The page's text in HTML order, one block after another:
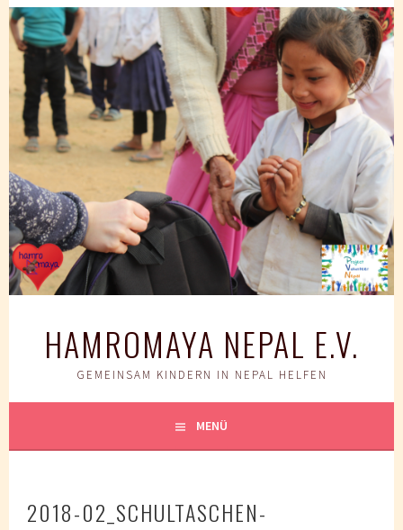
Springe
zum
Inhalt
HAMROMAYA NEPAL E.V.
GEMEINSAM KINDERN IN NEPAL HELFEN
MENÜ
2018-02_SCHULTASCHEN-